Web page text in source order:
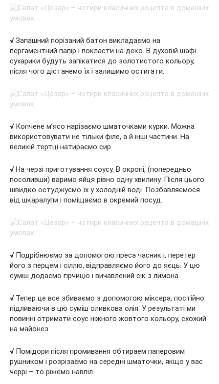
√Запашний порізаний батон викладаємо на
пергаментний папір і покласти на деко. В духовій шафі
сухарики будуть запікатися до золотистого кольору,
після чого дістанемо їх і залишимо остигати.
√Копчене м’ясо нарізаємо шматочками курки. Можна
використовувати не тільки філе, а й інші частини. На
великій тертці натираємо сир.
√На черзі приготування соусу. В окропі, (попередньо
посоливши) варимо яйця рівно одну хвилину. Після цього
швидко остуджуємо їх у холодній воді. Позбавляємося
від шкаралупи і поміщаємо в окремий посуд.
√Подрібнюємо за допомогою преса часник і, перетер
його з перцем і сіллю, відправляємо його до яєць. У цю
суміш додаємо гірчицю і вичавлений сік з лимона.
√ Тепер це все збиваємо з допомогою міксера, постійно
підливаючи в цю суміш оливкова олія. У результаті ми
повинні отримати соус ніжного жовтого кольору, схожий
на майонез.
√Помідори після промивання обтираем паперовим
рушником і розрізаємо на середні шматочки, якщо у вас
черрі – то ріжемо навпіл.